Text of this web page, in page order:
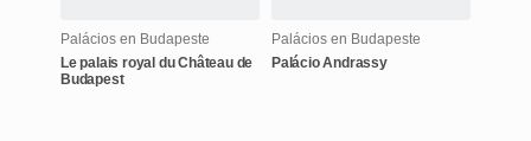
Palácios en Budapeste
Le palais royal du Château de
Budapest
Palácios en Budapeste
Palácio Andrassy